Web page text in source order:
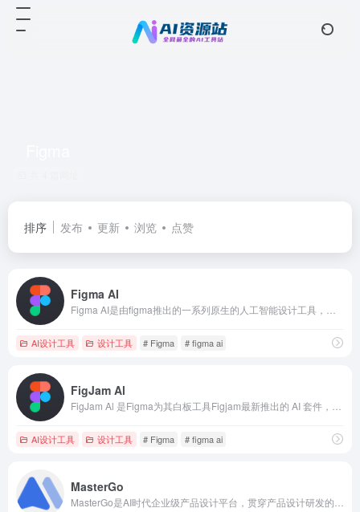
排序 发布 更新 浏览 点赞
Figma AI
AI设计工具 设计工具 # Figma # figma ai
FigJam Al
AI设计工具 设计工具 # Figma # figma ai
MasterGo